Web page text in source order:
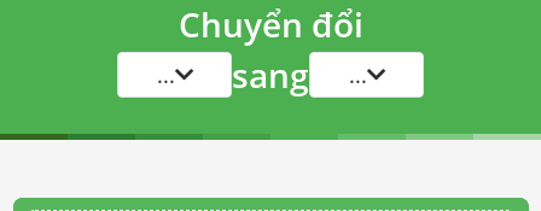
Chuyển đổi
... sang ...